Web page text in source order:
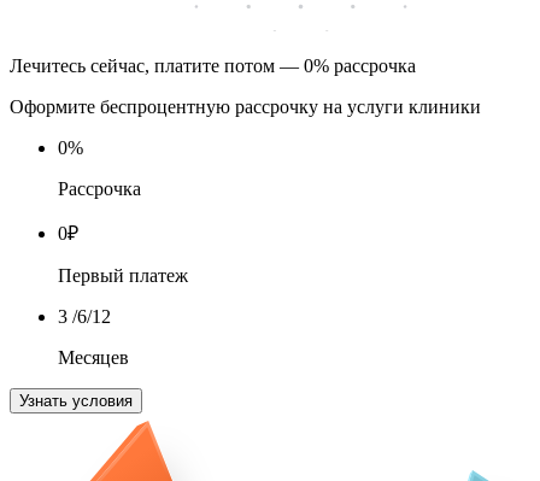
Лечитесь сейчас, платите потом — 0% рассрочка
Оформите беспроцентную рассрочку на услуги клиники
0%
Рассрочка
0₽
Первый платеж
3 /6/12
Месяцев
Узнать условия